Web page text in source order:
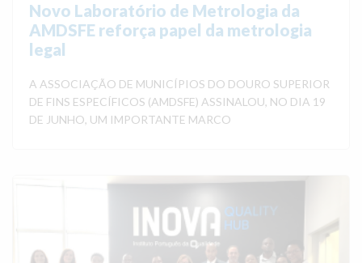
Novo Laboratório de Metrologia da
AMDSFE reforça papel da metrologia
legal
A ASSOCIAÇÃO DE MUNICÍPIOS DO DOURO SUPERIOR
DE FINS ESPECÍFICOS (AMDSFE) ASSINALOU, NO DIA 19
DE JUNHO, UM IMPORTANTE MARCO